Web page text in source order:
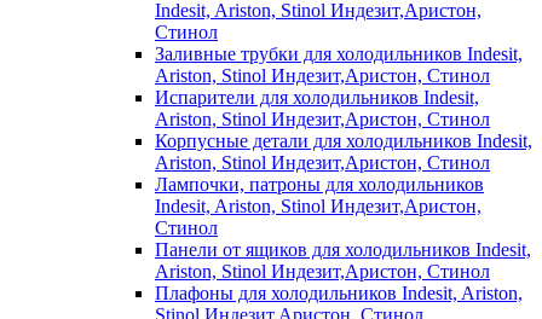
Indesit, Ariston, Stinol Индезит,Аристон,
Стинол
Заливные трубки для холодильников Indesit,
Ariston, Stinol Индезит,Аристон, Стинол
Испарители для холодильников Indesit,
Ariston, Stinol Индезит,Аристон, Стинол
Корпусные детали для холодильников Indesit,
Ariston, Stinol Индезит,Аристон, Стинол
Лампочки, патроны для холодильников
Indesit, Ariston, Stinol Индезит,Аристон,
Стинол
Панели от ящиков для холодильников Indesit,
Ariston, Stinol Индезит,Аристон, Стинол
Плафоны для холодильников Indesit, Ariston,
Stinol Индезит,Аристон, Стинол